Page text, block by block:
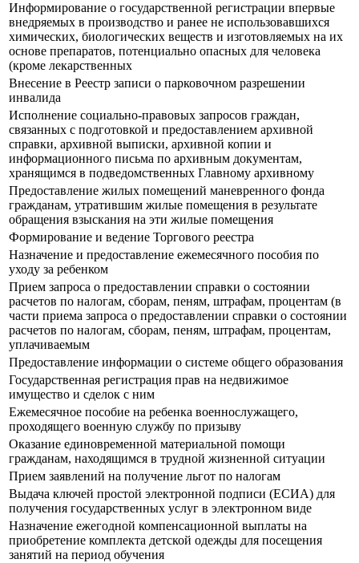
Информирование о государственной регистрации впервые
внедряемых в производство и ранее не использовавшихся
химических, биологических веществ и изготовляемых на их
основе препаратов, потенциально опасных для человека
(кроме лекарственных
Внесение в Реестр записи о парковочном разрешении
инвалида
Исполнение социально-правовых запросов граждан,
связанных с подготовкой и предоставлением архивной
справки, архивной выписки, архивной копии и
информационного письма по архивным документам,
хранящимся в подведомственных Главному архивному
Предоставление жилых помещений маневренного фонда
гражданам, утратившим жилые помещения в результате
обращения взыскания на эти жилые помещения
Формирование и ведение Торгового реестра
Назначение и предоставление ежемесячного пособия по
уходу за ребенком
Прием запроса о предоставлении справки о состоянии
расчетов по налогам, сборам, пеням, штрафам, процентам (в
части приема запроса о предоставлении справки о состоянии
расчетов по налогам, сборам, пеням, штрафам, процентам,
уплачиваемым
Предоставление информации о системе общего образования
Государственная регистрация прав на недвижимое
имущество и сделок с ним
Ежемесячное пособие на ребенка военнослужащего,
проходящего военную службу по призыву
Оказание единовременной материальной помощи
гражданам, находящимся в трудной жизненной ситуации
Прием заявлений на получение льгот по налогам
Выдача ключей простой электронной подписи (ЕСИА) для
получения государственных услуг в электронном виде
Назначение ежегодной компенсационной выплаты на
приобретение комплекта детской одежды для посещения
занятий на период обучения